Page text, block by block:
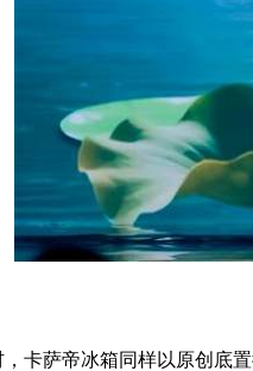
萨帝冰箱同样以原创底置